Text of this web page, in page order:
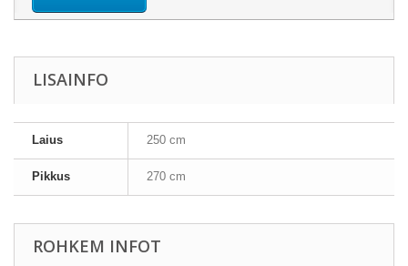
LISAINFO
Laius 250 cm
Pikkus 270 cm
ROHKEM INFOT